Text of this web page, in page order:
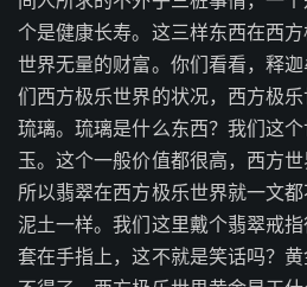
个是健康长寿。这三样东西在西
世界无量的财富。你们看看，释
们西方极乐世界的状况，西方极
琉璃。琉璃是什么东西？我们这
玉。这个一般价值都很高，西方世
所以翡翠在西方极乐世界就一文
泥土一样。我们这里戴个翡翠戒
套在手指上，这不就是笑话吗？